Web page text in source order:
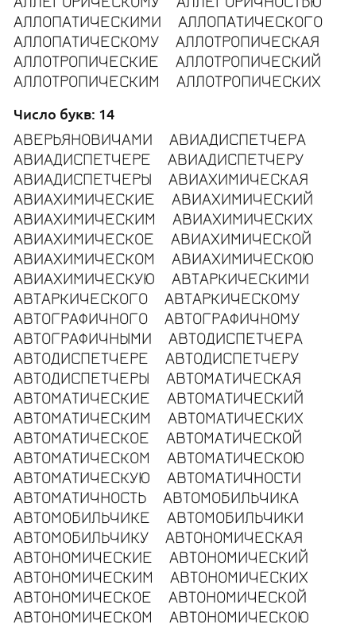
АЛЛОПАТИЧЕСКИМИ
АЛЛОПАТИЧЕСКОГО
АЛЛОПАТИЧЕСКОМУ
АЛЛОТРОПИЧЕСКАЯ
АЛЛОТРОПИЧЕСКИЕ
АЛЛОТРОПИЧЕСКИЙ
АЛЛОТРОПИЧЕСКИМ
АЛЛОТРОПИЧЕСКИХ
Число букв: 14
АВЕРЬЯНОВИЧАМИ
АВИАДИСПЕТЧЕРА
АВИАДИСПЕТЧЕРЕ
АВИАДИСПЕТЧЕРУ
АВИАДИСПЕТЧЕРЫ
АВИАХИМИЧЕСКАЯ
АВИАХИМИЧЕСКИЕ
АВИАХИМИЧЕСКИЙ
АВИАХИМИЧЕСКИМ
АВИАХИМИЧЕСКИХ
АВИАХИМИЧЕСКОЕ
АВИАХИМИЧЕСКОЙ
АВИАХИМИЧЕСКОМ
АВИАХИМИЧЕСКОЮ
АВИАХИМИЧЕСКУЮ
АВТАРКИЧЕСКИМИ
АВТАРКИЧЕСКОГО
АВТАРКИЧЕСКОМУ
АВТОГРАФИЧНОГО
АВТОГРАФИЧНОМУ
АВТОГРАФИЧНЫМИ
АВТОДИСПЕТЧЕРА
АВТОДИСПЕТЧЕРЕ
АВТОДИСПЕТЧЕРУ
АВТОДИСПЕТЧЕРЫ
АВТОМАТИЧЕСКАЯ
АВТОМАТИЧЕСКИЕ
АВТОМАТИЧЕСКИЙ
АВТОМАТИЧЕСКИМ
АВТОМАТИЧЕСКИХ
АВТОМАТИЧЕСКОЕ
АВТОМАТИЧЕСКОЙ
АВТОМАТИЧЕСКОМ
АВТОМАТИЧЕСКОЮ
АВТОМАТИЧЕСКУЮ
АВТОМАТИЧНОСТИ
АВТОМАТИЧНОСТЬ
АВТОМОБИЛЬЧИКА
АВТОМОБИЛЬЧИКЕ
АВТОМОБИЛЬЧИКИ
АВТОМОБИЛЬЧИКУ
АВТОНОМИЧЕСКАЯ
АВТОНОМИЧЕСКИЕ
АВТОНОМИЧЕСКИЙ
АВТОНОМИЧЕСКИМ
АВТОНОМИЧЕСКИХ
АВТОНОМИЧЕСКОЕ
АВТОНОМИЧЕСКОЙ
АВТОНОМИЧЕСКОМ
АВТОНОМИЧЕСКОЮ